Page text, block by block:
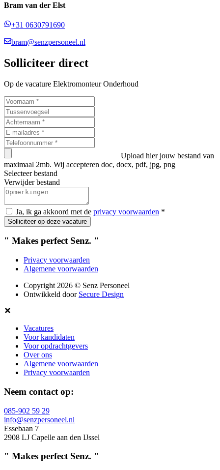
Bram van der Elst
+31 0630791690
bram@senzpersoneel.nl
Solliciteer direct
Op de vacature Elektromonteur Onderhoud
Upload hier jouw bestand van
maximaal 2mb. Wij accepteren doc, docx, pdf, jpg, png
Selecteer bestand
Verwijder bestand
Ja, ik ga akkoord met de privacy voorwaarden *
Solliciteer op deze vacature
" Makes perfect Senz. "
Privacy voorwaarden
Algemene voorwaarden
Copyright 2026 © Senz Personeel
Ontwikkeld door Secure Design
Vacatures
Voor kandidaten
Voor opdrachtgevers
Over ons
Algemene voorwaarden
Privacy voorwaarden
Neem contact op:
085-902 59 29
info@senzpersoneel.nl
Essebaan 7
2908 LJ Capelle aan den IJssel
" Makes perfect Senz. "